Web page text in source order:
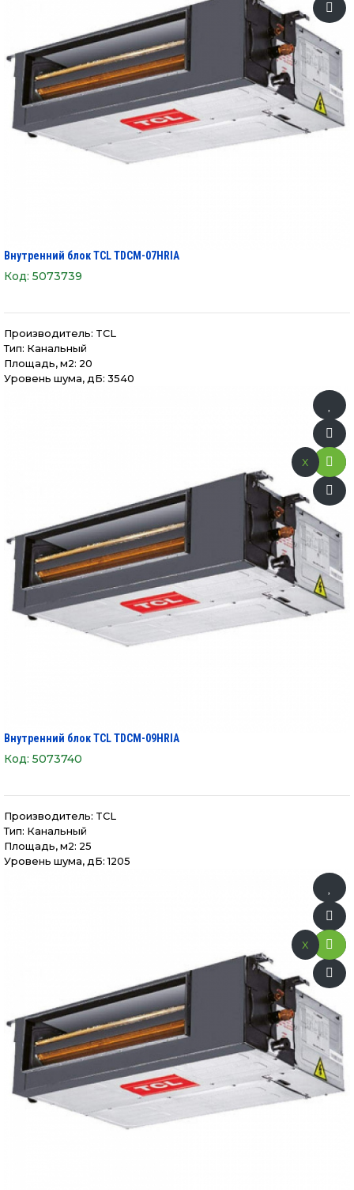
Внутренний блок TCL TDCM-07HRIA
Код: 5073739
Производитель: TCL
Тип: Канальный
Площадь, м2: 20
Уровень шума, дБ: 3540
Внутренний блок TCL TDCM-09HRIA
Код: 5073740
x
Производитель: TCL
Тип: Канальный
Площадь, м2: 25
Уровень шума, дБ: 1205
x